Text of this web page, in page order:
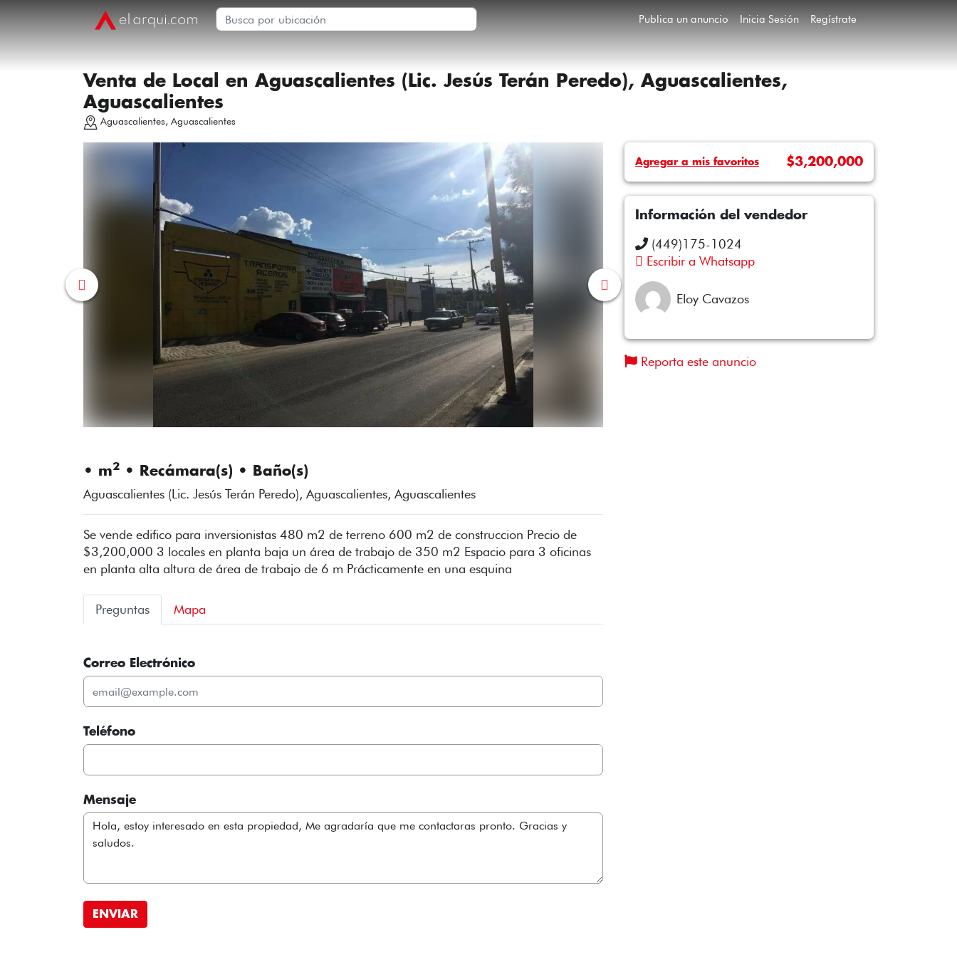
Publica un anuncio Inicia Sesión Regístrate
Venta de Local en Aguascalientes (Lic. Jesús Terán Peredo), Aguascalientes,
Aguascalientes
Aguascalientes, Aguascalientes
• m2 • Recámara(s) • Baño(s)
Aguascalientes (Lic. Jesús Terán Peredo), Aguascalientes, Aguascalientes
Se vende edifico para inversionistas 480 m2 de terreno 600 m2 de construccion Precio de
$3,200,000 3 locales en planta baja un área de trabajo de 350 m2 Espacio para 3 oficinas
en planta alta altura de área de trabajo de 6 m Prácticamente en una esquina
Preguntas Mapa
Correo Electrónico
Teléfono
Mensaje
Agregar a mis favoritos $3,200,000
Información del vendedor
(449)175-1024
Escribir a Whatsapp
Eloy Cavazos
Reporta este anuncio